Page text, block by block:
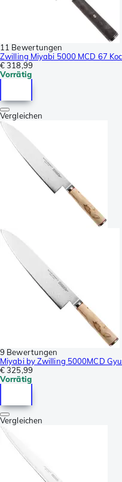
11 Bewertungen
Zwilling Miyabi 5000 MCD 67
€ 318,99
Vorrätig
Vergleichen
9 Bewertungen
Miyabi by Zwilling 5000MCD
€ 325,99
Vorrätig
Vergleichen